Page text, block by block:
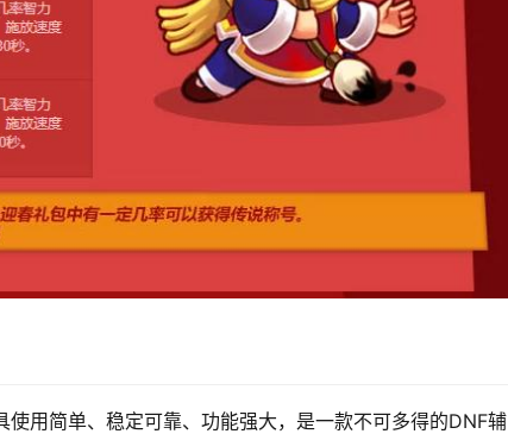
用简单、稳定可靠、功能强大，是一款不可多得的DNF辅